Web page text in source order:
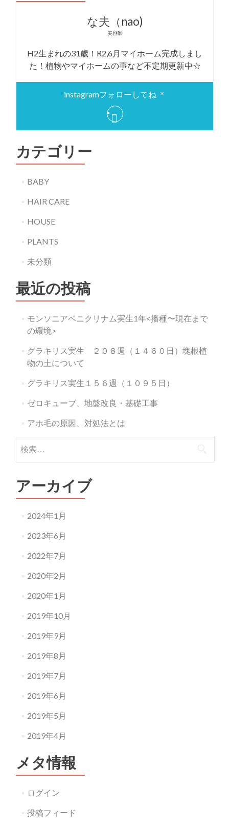
な夫（nao)
美容師
H2生まれの31歳！R2,6月マイホーム完成しまし
た！植物やマイホームの事など不定期更新中☆
instagramフォローしてね ＊
カテゴリー
BABY
HAIR CARE
HOUSE
PLANTS
未分類
最近の投稿
モンソニアペニクリナム実生1年<播種〜現在まで
の環境>
グラキリス実生 ２０８週（１４６０日）塊根植
物の土について
グラキリス実生１５６週（１０９５日）
ゼロキューブ、地盤改良・基礎工事
アホ毛の原因、対処法とは
索:
アーカイブ
2024年1月
2023年6月
2022年7月
2020年2月
2020年1月
2019年10月
2019年9月
2019年8月
2019年7月
2019年6月
2019年5月
2019年4月
メタ情報
ログイン
投稿フィード